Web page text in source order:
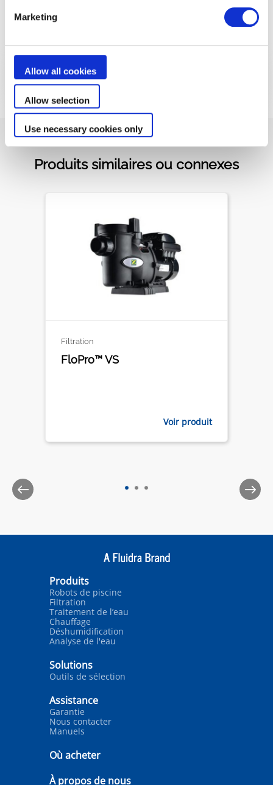
Marketing
Allow all cookies
Allow selection
Use necessary cookies only
Téléchargements de documents
Produits similaires ou connexes
Filtration
FloPro™ VS
Voir produit
Produits
Robots de piscine
Filtration
Traitement de l’eau
Chauffage
Déshumidification
Analyse de l'eau
Solutions
Outils de sélection
Assistance
Garantie
Nous contacter
Manuels
Où acheter
À propos de nous